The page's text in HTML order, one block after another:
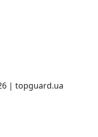
| topguard.ua